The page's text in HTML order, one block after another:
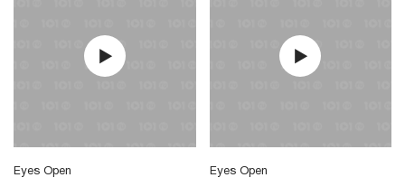
Eyes Open Eyes Open